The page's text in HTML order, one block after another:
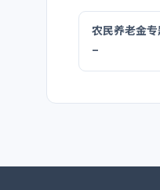
农民养老金
_